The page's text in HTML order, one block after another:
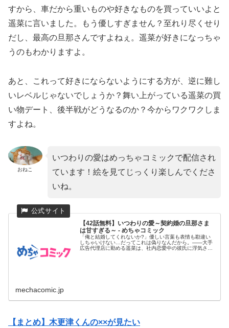
すから、車だから重いものや好きなものを買っていいよと
遥菜に言いました。もう優しすぎません？至れり尽くせり
だし、最高の旦那さんですよねぇ。遥菜が好きになっちゃ
うのもわかりますよ。
あと、これって好きにならないようにする方が、逆に難し
いレベルじゃないでしょうか？舞い上がっている遥菜の買
い物デート、後半戦がどうなるのか？今からワクワクしま
すよね。
おねこ
いつわりの愛はめっちゃコミックで配信され
ています！絵を見てじっくり楽しんでくださ
いね。
【42話無料】いつわりの愛～契約婚の旦那さま
は甘すぎる～ - めちゃコミック
「俺と結婚してくれないか?」優しい言葉も表情も勘違い
しちゃいけない…だってこれは偽りなんだから。――大手
広告代理店に勤める遥菜は、社内恋愛中の彼氏に浮気さ
mechacomic.jp
【まとめ】木更津くんの××が見たい